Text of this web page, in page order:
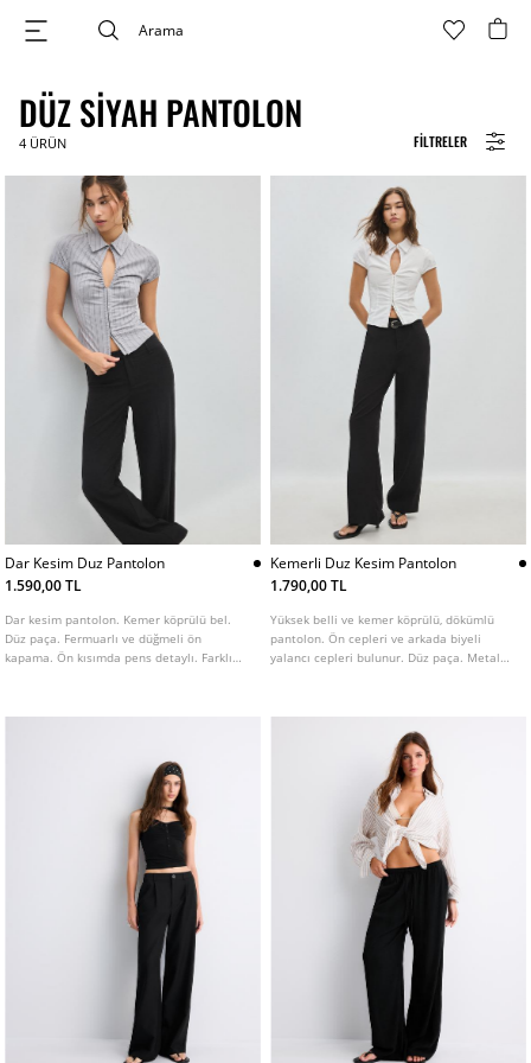
FILTRELER
DÜZ SIYAH PANTOLON
4 ÜRÜN
Dar Kesim Duz Pantolon
1.590,00 TL
Dar kesim pantolon. Kemer köprülü bel.
Düz paça. Fermuarlı ve düğmeli ön
kapama. Ön kısımda pens detaylı. Farklı
Kemerli Duz Kesim Pantolon
1.790,00 TL
Yüksek belli ve kemer köprülü, dökümlü
pantolon. Ön cepleri ve arkada biyeli
yalancı cepleri bulunur. Düz paça. Metal
kapama. Farklı renk seçenekleri mevcuttur.